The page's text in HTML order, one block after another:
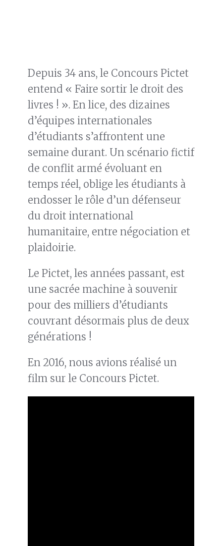
Depuis 34 ans, le Concours Pictet
entend « Faire sortir le droit des
livres ! ». En lice, des dizaines
d’équipes internationales
d’étudiants s’affrontent une
semaine durant. Un scénario fictif
de conflit armé évoluant en
temps réel, oblige les étudiants à
endosser le rôle d’un défenseur
du droit international
humanitaire, entre négociation et
plaidoirie.
Le Pictet, les années passant, est
une sacrée machine à souvenir
pour des milliers d’étudiants
couvrant désormais plus de deux
générations !
En 2016, nous avions réalisé un
film sur le Concours Pictet.